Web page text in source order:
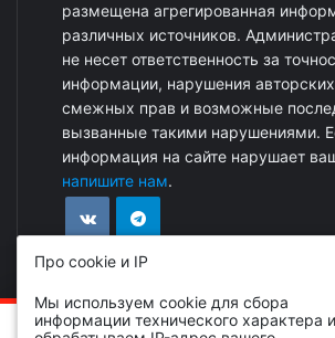
ОБРАТИТЕ ВНИМАНИЕ!
размещена агрегированная
различных источников.
не несет ответственность за
информации, нарушения
смежных прав и возможные
вызванные такими нарушениями.
информация на сайте нарушает
напишите нам.
Реклама на сайте | Добавить
Про cookie и IP
Мы используем cookie для сбора
информации технического характера и